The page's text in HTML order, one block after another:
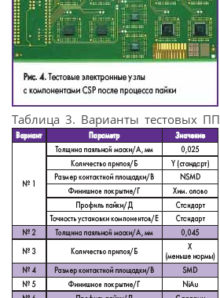
Таблица 3. Варианты тестовых ПП